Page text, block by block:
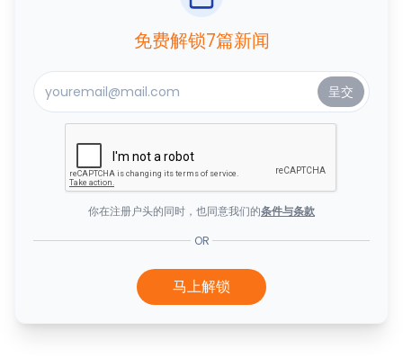
免费解锁7篇新闻
你在注册户头的同时，也同意我们的条件与条款
OR
马上解锁